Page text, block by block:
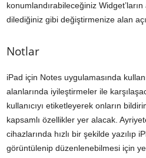
konumlandırabileceğiniz
dilediğiniz gibi değiştirmenize alan
Notlar
iPad için Notes uygulamasında
alanlarında iyileştirmeler ile
kullanıcıyı etiketleyerek onların
kapsamlı özellikler yer alacak.
cihazlarında hızlı bir şekilde yazılıp
görüntülenip düzenlenebilmesi için